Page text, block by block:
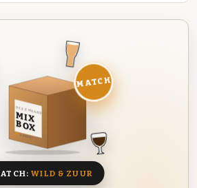
DEZE MAAND
MIX
BOX
8 BIEREN
MATCH
WILD & ZUUR